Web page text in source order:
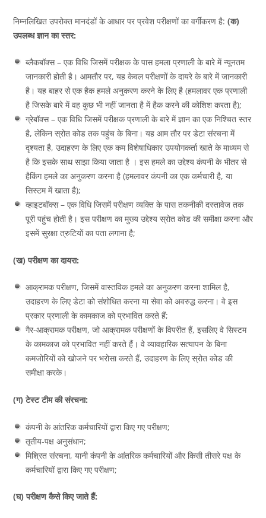
निम्नलिखित उपरोक्त मानदंडों के आधार पर प्रवेश परीक्षणों का वर्गीकरण है: (क)
उपलब्ध ज्ञान का स्तर:
ब्लैकबॉक्स – एक विधि जिसमें परीक्षक के पास हमला प्रणाली के बारे में न्यूनतम
जानकारी होती है। आमतौर पर, यह केवल परीक्षणों के दायरे के बारे में जानकारी
है। यह बाहर से एक हैक हमले अनुकरण करने के लिए है (हमलावर एक प्रणाली
है जिसके बारे में वह कुछ भी नहीं जानता है में हैक करने की कोशिश करता है);
ग्रेबॉक्स – एक विधि जिसमें परीक्षक प्रणाली के बारे में ज्ञान का एक निश्चित स्तर
है, लेकिन स्रोत कोड तक पहुंच के बिना। यह आम तौर पर डेटा संरचना में
दृश्यता है, उदाहरण के लिए एक कम विशेषाधिकार उपयोगकर्ता खाते के माध्यम से
है कि इसके साथ साझा किया जाता है । इस हमले का उद्देश्य कंपनी के भीतर से
हैकिंग हमले का अनुकरण करना है (हमलावर कंपनी का एक कर्मचारी है, या
सिस्टम में खाता है);
व्हाइटबॉक्स – एक विधि जिसमें परीक्षण व्यक्ति के पास तकनीकी दस्तावेज तक
पूरी पहुंच होती है। इस परीक्षण का मुख्य उद्देश्य स्रोत कोड की समीक्षा करना और
इसमें सुरक्षा त्रुटियों का पता लगाना है;
(ख) परीक्षण का दायरा:
आक्रामक परीक्षण, जिसमें वास्तविक हमले का अनुकरण करना शामिल है,
उदाहरण के लिए डेटा को संशोधित करना या सेवा को अवरुद्ध करना। वे इस
प्रकार प्रणाली के कामकाज को प्रभावित करते हैं;
गैर-आक्रामक परीक्षण, जो आक्रामक परीक्षणों के विपरीत हैं, इसलिए वे सिस्टम
के कामकाज को प्रभावित नहीं करते हैं। वे व्यावहारिक सत्यापन के बिना
कमजोरियों को खोजने पर भरोसा करते हैं, उदाहरण के लिए स्रोत कोड की
समीक्षा करके।
(ग) टेस्ट टीम की संरचना:
कंपनी के आंतरिक कर्मचारियों द्वारा किए गए परीक्षण;
तृतीय-पक्ष अनुसंधान;
मिश्रित संरचना, यानी कंपनी के आंतरिक कर्मचारियों और किसी तीसरे पक्ष के
कर्मचारियों द्वारा किए गए परीक्षण;
(घ) परीक्षण कैसे किए जाते हैं: